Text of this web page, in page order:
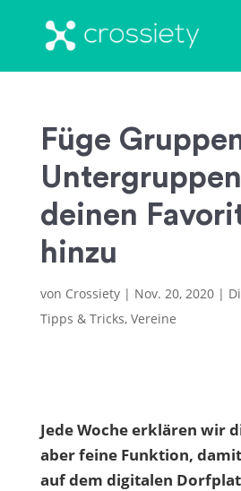
Füge
deinen
hinzu
von Crossiety| Nov. 20, 2020|
Tipps & Tricks, Vereine
Jede Woche erklären wir
aber feine Funktion,
auf dem digitalen